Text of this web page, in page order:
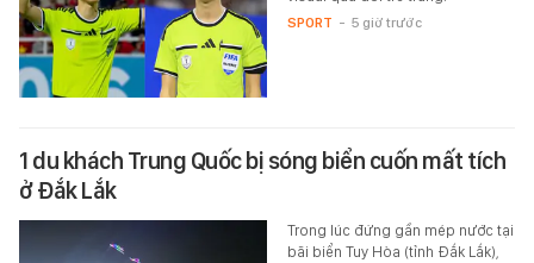
SPORT - 5 giờ trước
1 du khách Trung Quốc bị sóng biển cuốn mất tích
ở Đắk Lắk
Trong lúc đứng gần mép nước tại
bãi biển Tuy Hòa (tỉnh Đắk Lắk),